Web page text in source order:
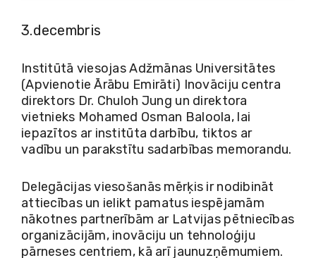
3.decembris
Institūtā viesojas Adžmānas Universitātes
(Apvienotie Ārābu Emirāti) Inovāciju centra
direktors Dr. Chuloh Jung un direktora
vietnieks Mohamed Osman Baloola, lai
iepazītos ar institūta darbību, tiktos ar
vadību un parakstītu sadarbības memorandu.
Delegācijas viesošanās mērķis ir nodibināt
attiecības un ielikt pamatus iespējamām
nākotnes partnerībām ar Latvijas pētniecības
organizācijām, inovāciju un tehnoloģiju
pārneses centriem, kā arī jaunuzņēmumiem.